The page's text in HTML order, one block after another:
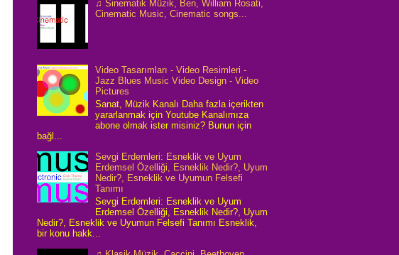
♫ Sinematik Müzik, Ben, William Rosati,
Cinematic Music, Cinematic songs...
Video Tasarımları - Video Resimleri -
Jazz Blues Music Video Design - Video
Pictures
Sanat, Müzik Kanalı Daha fazla içerikten
yararlanmak için Youtube Kanalımıza
abone olmak ister misiniz? Bunun için
bağl...
Sevgi Erdemleri: Esneklik ve Uyum
Erdemsel Özelliği, Esneklik Nedir?, Uyum
Nedir?, Esneklik ve Uyumun Felsefi
Tanımı
Sevgi Erdemleri: Esneklik ve Uyum
Erdemsel Özelliği, Esneklik Nedir?, Uyum
Nedir?, Esneklik ve Uyumun Felsefi Tanımı Esneklik,
bir konu hakk...